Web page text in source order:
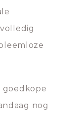
goedkope
nog